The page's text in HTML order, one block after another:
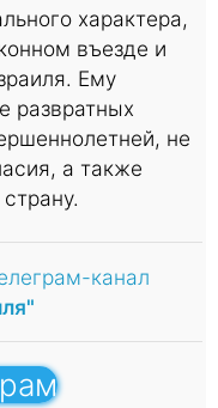
характера,
въезде и
Ему
развратных
не
а также
канал